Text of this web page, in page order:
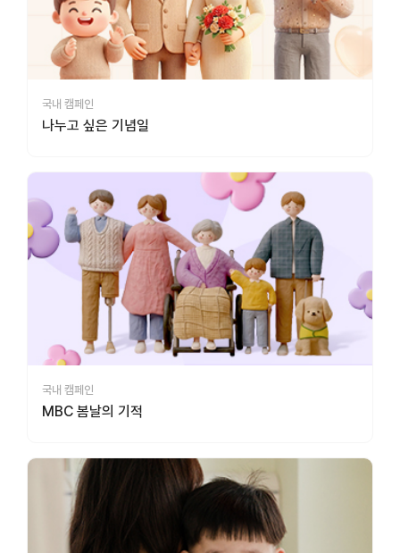
국내 캠페인
나누고 싶은 기념일
국내 캠페인
MBC 봄날의 기적